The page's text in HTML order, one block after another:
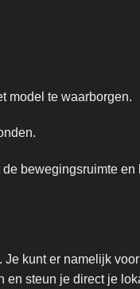
model te waarborgen.
bewegingsruimte en
kunt er namelijk
en steun je direct je